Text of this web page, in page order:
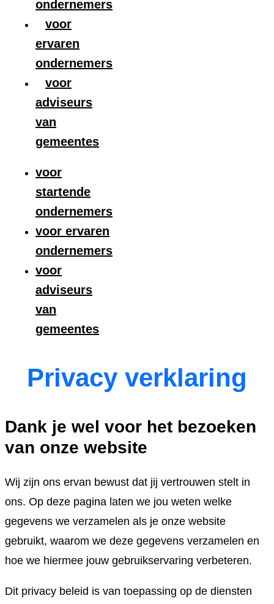
ondernemers
voor
ervaren
ondernemers
voor
adviseurs
van
gemeentes
voor
startende
ondernemers
voor ervaren
ondernemers
voor
adviseurs
van
gemeentes
Privacy verklaring
Dank je wel voor het bezoeken
van onze website
Wij zijn ons ervan bewust dat jij vertrouwen stelt in
ons. Op deze pagina laten we jou weten welke
gegevens we verzamelen als je onze website
gebruikt, waarom we deze gegevens verzamelen en
hoe we hiermee jouw gebruikservaring verbeteren.
Dit privacy beleid is van toepassing op de diensten